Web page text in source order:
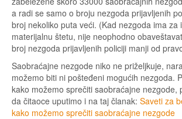
a radi se samo o broju nezgoda prijavljenih
broj nekoliko puta veći. (Kad nezgoda ima za
materijalnu štetu, nije neophodno
broj nezgoda prijavljenih policiji manji od
Saobraćajne nezgode niko ne priželjkuje,
možemo biti ni pošteđeni mogućih nezgoda.
kako možemo sprečiti saobraćajne nezgode,
da čitaoce uputimo i na taj članak: Saveti za
kako možemo sprečiti saobraćajne nezgode